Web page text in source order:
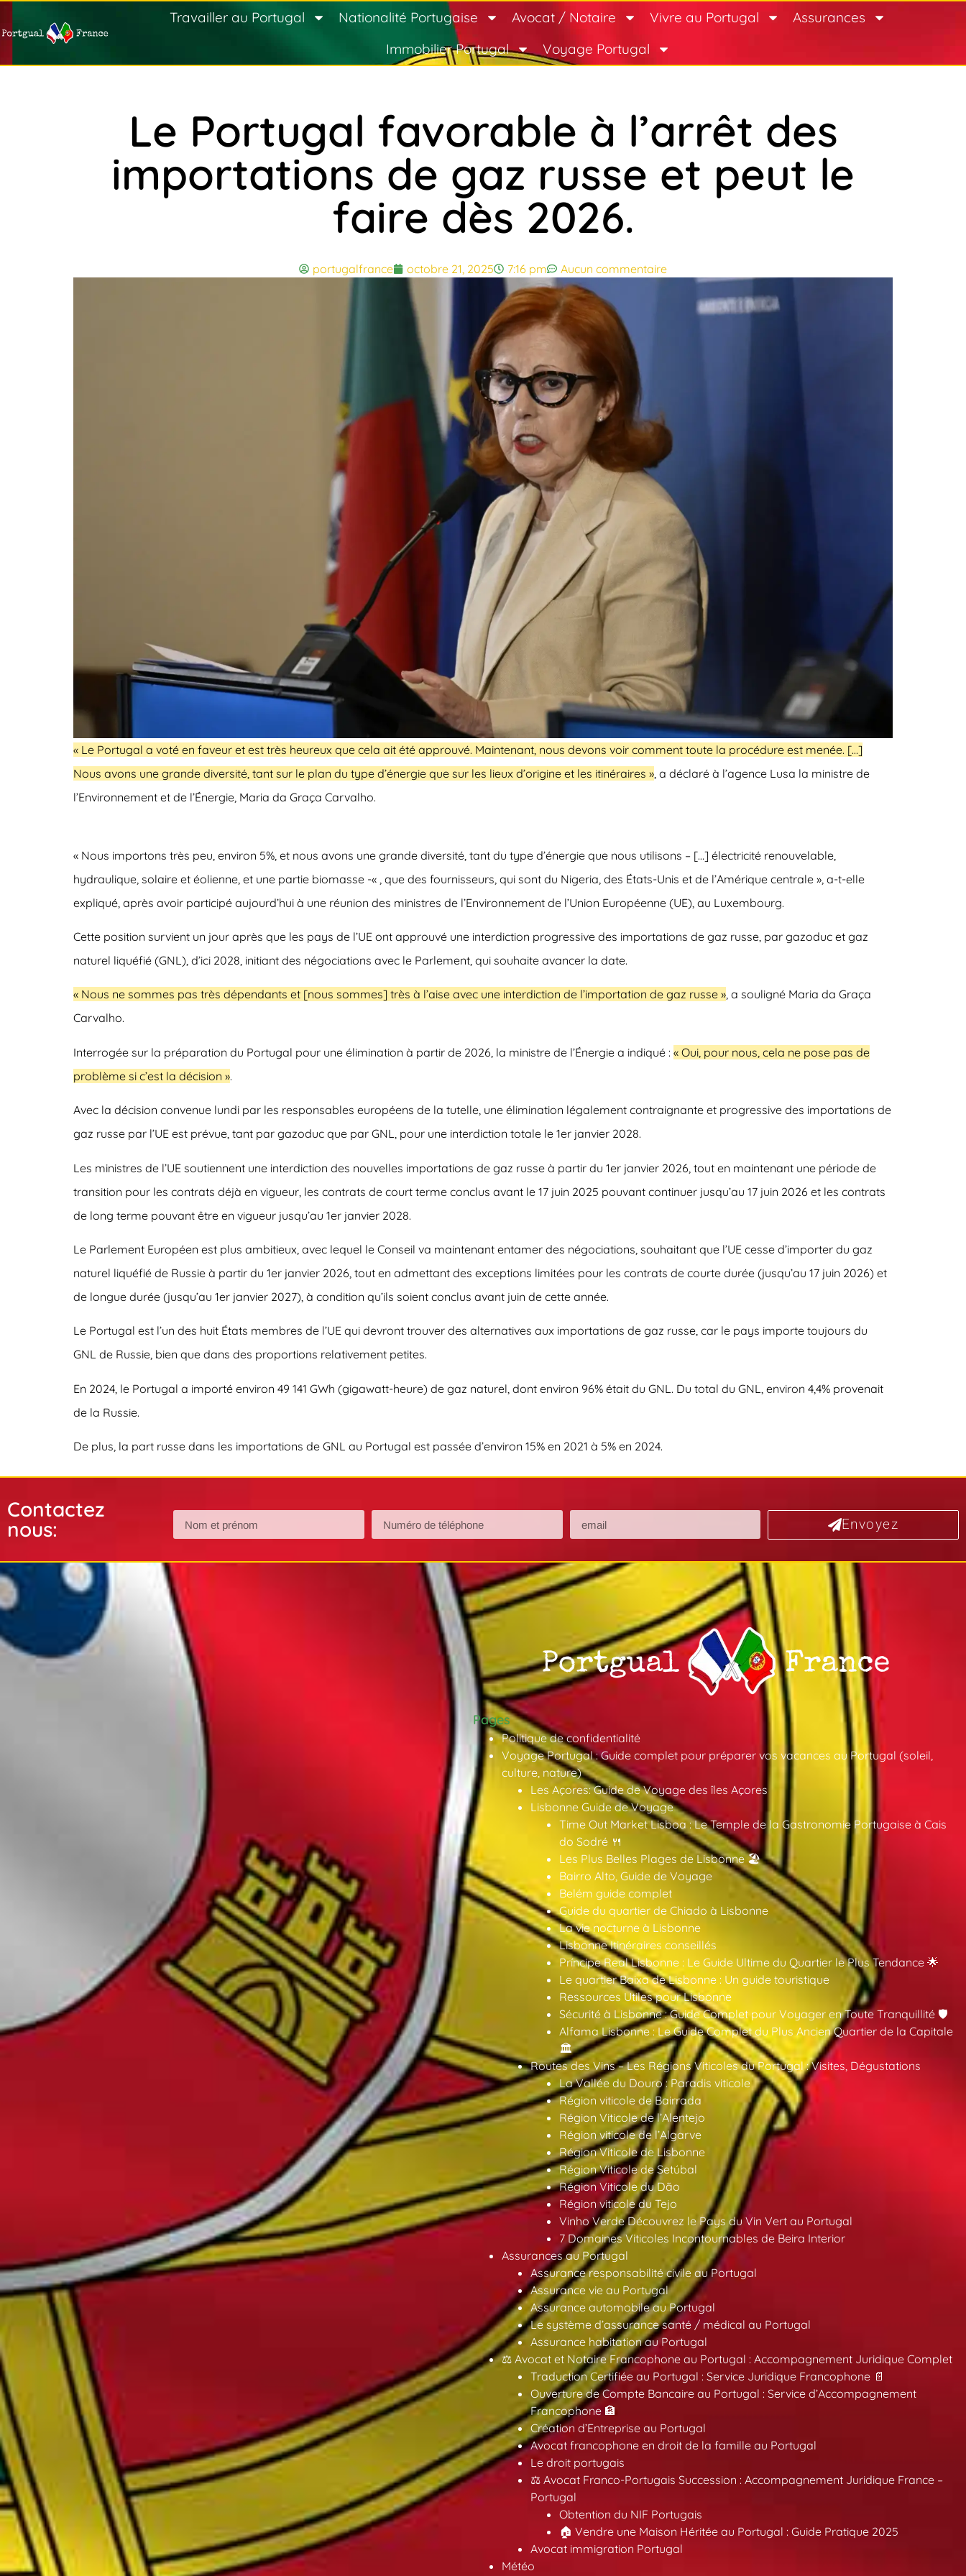
Travailler au Portugal Nationalité Portugaise Avocat / Notaire Vivre au Portugal
Assurances
Immobilier Portugal
Voyage Portugal
Le Portugal favorable à l’arrêt des
importations de gaz russe et peut le
faire dès 2026.
portugalfrance octobre 21, 2025 7:16 pm Aucun commentaire
« Le Portugal a voté en faveur et est très heureux que cela ait été approuvé. Maintenant, nous devons voir comment toute la procédure est menée. […]
Nous avons une grande diversité, tant sur le plan du type d’énergie que sur les lieux d’origine et les itinéraires », a déclaré à l’agence Lusa la ministre de
l’Environnement et de l’Énergie, Maria da Graça Carvalho.
« Nous importons très peu, environ 5%, et nous avons une grande diversité, tant du type d’énergie que nous utilisons – […] électricité renouvelable,
hydraulique, solaire et éolienne, et une partie biomasse -« , que des fournisseurs, qui sont du Nigeria, des États-Unis et de l’Amérique centrale », a-t-elle
expliqué, après avoir participé aujourd’hui à une réunion des ministres de l’Environnement de l’Union Européenne (UE), au Luxembourg.
Cette position survient un jour après que les pays de l’UE ont approuvé une interdiction progressive des importations de gaz russe, par gazoduc et gaz
naturel liquéfié (GNL), d’ici 2028, initiant des négociations avec le Parlement, qui souhaite avancer la date.
« Nous ne sommes pas très dépendants et [nous sommes] très à l’aise avec une interdiction de l’importation de gaz russe », a souligné Maria da Graça
Carvalho.
Interrogée sur la préparation du Portugal pour une élimination à partir de 2026, la ministre de l’Énergie a indiqué : « Oui, pour nous, cela ne pose pas de
problème si c’est la décision ».
Avec la décision convenue lundi par les responsables européens de la tutelle, une élimination légalement contraignante et progressive des importations de
gaz russe par l’UE est prévue, tant par gazoduc que par GNL, pour une interdiction totale le 1er janvier 2028.
Les ministres de l’UE soutiennent une interdiction des nouvelles importations de gaz russe à partir du 1er janvier 2026, tout en maintenant une période de
transition pour les contrats déjà en vigueur, les contrats de court terme conclus avant le 17 juin 2025 pouvant continuer jusqu’au 17 juin 2026 et les contrats
de long terme pouvant être en vigueur jusqu’au 1er janvier 2028.
Le Parlement Européen est plus ambitieux, avec lequel le Conseil va maintenant entamer des négociations, souhaitant que l’UE cesse d’importer du gaz
naturel liquéfié de Russie à partir du 1er janvier 2026, tout en admettant des exceptions limitées pour les contrats de courte durée (jusqu’au 17 juin 2026) et
de longue durée (jusqu’au 1er janvier 2027), à condition qu’ils soient conclus avant juin de cette année.
Le Portugal est l’un des huit États membres de l’UE qui devront trouver des alternatives aux importations de gaz russe, car le pays importe toujours du
GNL de Russie, bien que dans des proportions relativement petites.
En 2024, le Portugal a importé environ 49 141 GWh (gigawatt-heure) de gaz naturel, dont environ 96% était du GNL. Du total du GNL, environ 4,4% provenait
de la Russie.
De plus, la part russe dans les importations de GNL au Portugal est passée d’environ 15% en 2021 à 5% en 2024.
Contactez
nous:
Envoyez
Pages
Politique de confidentialité
Voyage Portugal : Guide complet pour préparer vos vacances au Portugal (soleil,
culture, nature)
Les Açores: Guide de Voyage des îles Açores
Lisbonne Guide de Voyage
Time Out Market Lisboa : Le Temple de la Gastronomie Portugaise à Cais
do Sodré 🍴
Les Plus Belles Plages de Lisbonne 🏖️
Bairro Alto, Guide de Voyage
Belém guide complet
Guide du quartier de Chiado à Lisbonne
La vie nocturne à Lisbonne
Lisbonne Itinéraires conseillés
Príncipe Real Lisbonne : Le Guide Ultime du Quartier le Plus Tendance 🌟
Le quartier Baixa de Lisbonne : Un guide touristique
Ressources Utiles pour Lisbonne
Sécurité à Lisbonne : Guide Complet pour Voyager en Toute Tranquillité 🛡️
Alfama Lisbonne : Le Guide Complet du Plus Ancien Quartier de la Capitale
🏛️
Routes des Vins – Les Régions Viticoles du Portugal : Visites, Dégustations
La Vallée du Douro : Paradis viticole
Région viticole de Bairrada
Région Viticole de l’Alentejo
Région viticole de l’Algarve
Région Viticole de Lisbonne
Région Viticole de Setúbal
Région Viticole du Dão
Région viticole du Tejo
Vinho Verde Découvrez le Pays du Vin Vert au Portugal
7 Domaines Viticoles Incontournables de Beira Interior
Assurances au Portugal
Assurance responsabilité civile au Portugal
Assurance vie au Portugal
Assurance automobile au Portugal
Le système d’assurance santé / médical au Portugal
Assurance habitation au Portugal
⚖️ Avocat et Notaire Francophone au Portugal : Accompagnement Juridique Complet
Traduction Certifiée au Portugal : Service Juridique Francophone 📄
Ouverture de Compte Bancaire au Portugal : Service d’Accompagnement
Francophone 🏦
Création d’Entreprise au Portugal
Avocat francophone en droit de la famille au Portugal
Le droit portugais
⚖️ Avocat Franco-Portugais Succession : Accompagnement Juridique France –
Portugal
Obtention du NIF Portugais
🏠 Vendre une Maison Héritée au Portugal : Guide Pratique 2025
Avocat immigration Portugal
Météo